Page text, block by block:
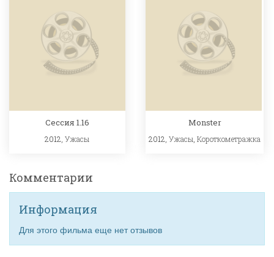
Сессия 1.16
2012,Ужасы
Monster
2012,Ужасы ,Короткометражка
Комментарии
Информация
Для этого фильма еще нет отзывов